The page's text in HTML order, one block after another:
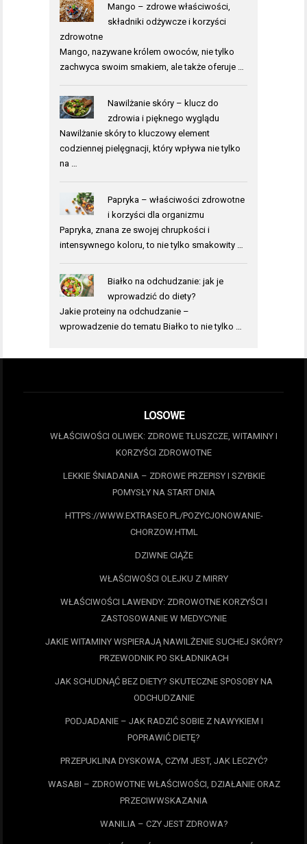
Mango – zdrowe właściwości,
składniki odżywcze i korzyści
zdrowotne
Mango, nazywane królem owoców, nie tylko
zachwyca swoim smakiem, ale także oferuje …
Nawilżanie skóry – klucz do
zdrowia i pięknego wyglądu
Nawilżanie skóry to kluczowy element
codziennej pielęgnacji, który wpływa nie tylko
na …
Papryka – właściwości zdrowotne
i korzyści dla organizmu
Papryka, znana ze swojej chrupkości i
intensywnego koloru, to nie tylko smakowity …
Białko na odchudzanie: jak je
wprowadzić do diety?
Jakie proteiny na odchudzanie –
wprowadzenie do tematu Białko to nie tylko …
LOSOWE
WŁAŚCIWOŚCI OLIWEK: ZDROWE TŁUSZCZE, WITAMINY I
KORZYŚCI ZDROWOTNE
LEKKIE ŚNIADANIA – ZDROWE PRZEPISY I SZYBKIE
POMYSŁY NA START DNIA
HTTPS://WWW.EXTRASEO.PL/POZYCJONOWANIE-
CHORZOW.HTML
DZIWNE CIĄŻE
WŁAŚCIWOŚCI OLEJKU Z MIRRY
WŁAŚCIWOŚCI LAWENDY: ZDROWOTNE KORZYŚCI I
ZASTOSOWANIE W MEDYCYNIE
JAKIE WITAMINY WSPIERAJĄ NAWILŻENIE SUCHEJ SKÓRY?
PRZEWODNIK PO SKŁADNIKACH
JAK SCHUDNĄĆ BEZ DIETY? SKUTECZNE SPOSOBY NA
ODCHUDZANIE
PODJADANIE – JAK RADZIĆ SOBIE Z NAWYKIEM I
POPRAWIĆ DIETĘ?
PRZEPUKLINA DYSKOWA, CZYM JEST, JAK LECZYĆ?
WASABI – ZDROWOTNE WŁAŚCIWOŚCI, DZIAŁANIE ORAZ
PRZECIWWSKAZANIA
WANILIA – CZY JEST ZDROWA?